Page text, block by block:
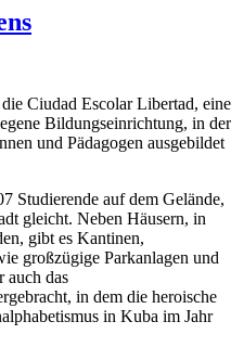
Ciudad Escolar Libertad, eine
Bildungseinrichtung, in der
und Pädagogen ausgebildet
Studierende auf dem Gelände,
gleicht. Neben Häusern, in
gibt es Kantinen,
großzügige Parkanlagen und
auch das
in dem die heroische
in Kuba im Jahr